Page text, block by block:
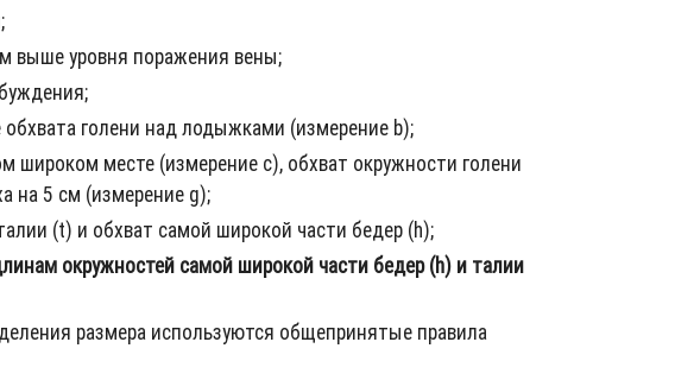
выше уровня поражения вены;
голени над лодыжками (измерение b);
широком месте (измерение c), обхват окружности голени
на 5 см (измерение g);
(t) и обхват самой широкой части бедер (h);
окружностей самой широкой части бедер (h) и талии
размера используются общепринятые правила